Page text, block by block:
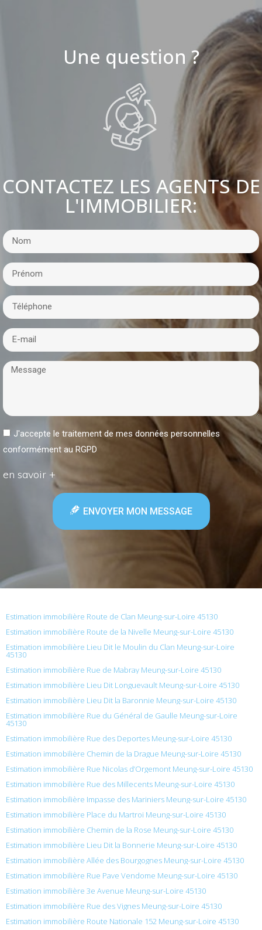
Une question ?
CONTACTEZ LES AGENTS DE
L'IMMOBILIER:
J'accepte le traitement de mes données personnelles
conformément au RGPD
en savoir +
ENVOYER MON MESSAGE
Estimation immobilière Route de Clan Meung-sur-Loire 45130
Estimation immobilière Route de la Nivelle Meung-sur-Loire 45130
Estimation immobilière Lieu Dit le Moulin du Clan Meung-sur-Loire
45130
Estimation immobilière Rue de Mabray Meung-sur-Loire 45130
Estimation immobilière Lieu Dit Longuevault Meung-sur-Loire 45130
Estimation immobilière Lieu Dit la Baronnie Meung-sur-Loire 45130
Estimation immobilière Rue du Général de Gaulle Meung-sur-Loire
45130
Estimation immobilière Rue des Deportes Meung-sur-Loire 45130
Estimation immobilière Chemin de la Drague Meung-sur-Loire 45130
Estimation immobilière Rue Nicolas d’Orgemont Meung-sur-Loire 45130
Estimation immobilière Rue des Millecents Meung-sur-Loire 45130
Estimation immobilière Impasse des Mariniers Meung-sur-Loire 45130
Estimation immobilière Place du Martroi Meung-sur-Loire 45130
Estimation immobilière Chemin de la Rose Meung-sur-Loire 45130
Estimation immobilière Lieu Dit la Bonnerie Meung-sur-Loire 45130
Estimation immobilière Allée des Bourgognes Meung-sur-Loire 45130
Estimation immobilière Rue Pave Vendome Meung-sur-Loire 45130
Estimation immobilière 3e Avenue Meung-sur-Loire 45130
Estimation immobilière Rue des Vignes Meung-sur-Loire 45130
Estimation immobilière Route Nationale 152 Meung-sur-Loire 45130